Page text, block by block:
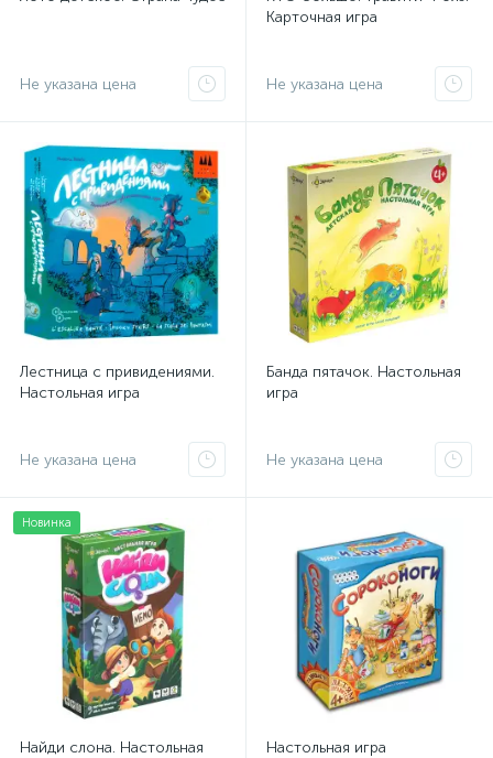
Не указана цена
Карточная игра
Не указана цена
Лестница с привидениями.
Настольная игра
Не указана цена
Банда пятачок. Настольная
игра
Не указана цена
Новинка
Найди слона. Настольная
Настольная игра